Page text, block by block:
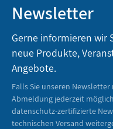
Newsletter
Gerne informieren wir
neue Produkte,
Angebote.
Falls Sie unseren
Abmeldung jederzeit
datenschutz-zertifizierte
technischen Versand